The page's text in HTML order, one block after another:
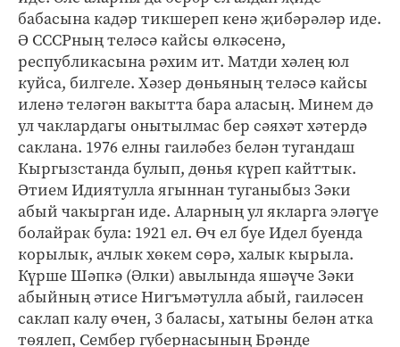
бабасына кадәр тикшереп кенә җибәрәләр иде.
Ә СССРның теләсә кайсы өлкәсенә,
республикасына рәхим ит. Матди хәлең юл
куйса, билгеле. Хәзер дөньяның теләсә кайсы
иленә теләгән вакытта бара аласың. Минем дә
ул чаклардагы онытылмас бер сәяхәт хәтердә
саклана. 1976 елны гаиләбез белән тугандаш
Кыргызстанда булып, дөнья күреп кайттык.
Әтием Идиятулла ягыннан туганыбыз Зәки
абый чакырган иде. Аларның ул якларга эләгүе
болайрак була: 1921 ел. Өч ел буе Идел буенда
корылык, ачлык хөкем сөрә, халык кырыла.
Күрше Шәпкә (Әлки) авылында яшәүче Зәки
абыйның әтисе Нигъмәтулла абый, гаиләсен
саклап калу өчен, 3 баласы, хатыны белән атка
төялеп, Сембер губернасының Брәнде